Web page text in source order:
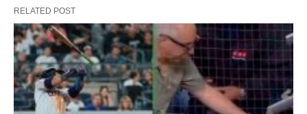
RELATED POST